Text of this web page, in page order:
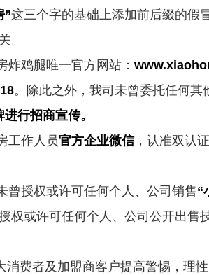
”这三个字的基础上添加前后缀的假
。
炸鸡腿唯一官方网站：
。除此之外，我司未曾委托任何
进行招商宣传。
工作人员官方企业微信，认准双认
曾授权或许可任何个人、公司销售“
权或许可任何个人、公司公开出售
费者及加盟商客户提高警惕，理性
低成本
合理的价格
高品质